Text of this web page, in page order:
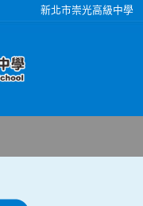
新北市崇光高級中學